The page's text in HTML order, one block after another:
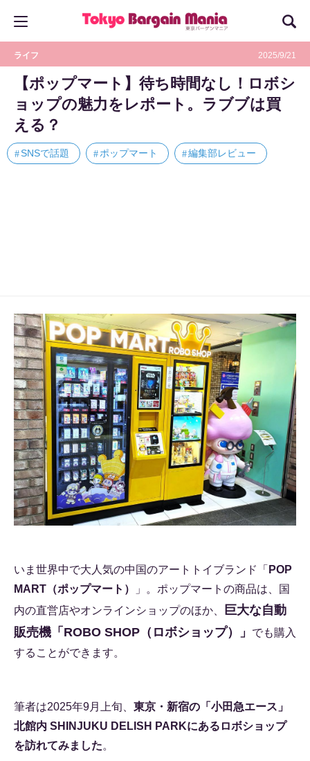
ライフ 2025/9/21
【ポップマート】待ち時間なし！ロボシ
ョップの魅力をレポート。ラブブは買
える？
SNSで話題 ポップマート 編集部レビュー
いま世界中で大人気の中国のアートトイブランド「 POP
MART（ポップマート）
」。ポップマートの商品は、国
内の直営店やオンラインショップのほか、
巨大な自動
販売機「ROBO SHOP（ロボショップ）」
でも購入
することができます。
筆者は2025年9月上旬、 東京・新宿の「小田急エース」
北館内 SHINJUKU DELISH PARKにあるロボショップ
を訪れてみました。